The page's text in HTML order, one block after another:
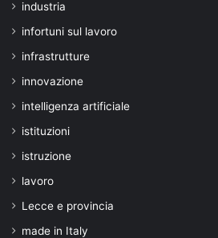
industria
infortuni sul lavoro
infrastrutture
innovazione
intelligenza artificiale
istituzioni
istruzione
lavoro
Lecce e provincia
made in Italy